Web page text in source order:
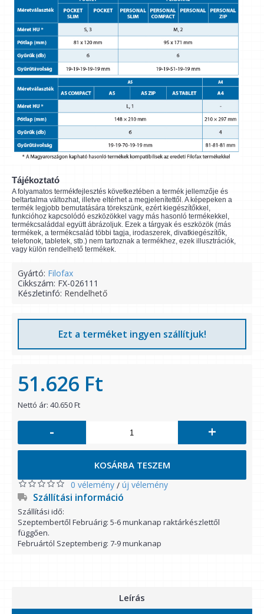
Tájékoztató
A folyamatos termékfejlesztés következtében a termék jellemzője és
beltartalma változhat, illetve eltérhet a megjelenítettől. A képepeken a
termék legjobb bemutatására törekszünk, ezért kiegészítőkkel,
funkcióhoz kapcsolódó eszközökkel vagy más hasonló termékekkel,
termékcsaláddal együtt ábrázoljuk. Ezek a tárgyak és eszközök (más
termékek, a termékcsalád többi tagja, irodaszerek, divatkiegészítők,
telefonok, tabletek, stb.) nem tartoznak a termékhez, ezek illusztrációk,
vagy külön rendelhető termékek.
Gyártó: Filofax
Cikkszám: FX-026111
Készletinfó: Rendelhető
Ezt a terméket ingyen szállítjuk!
51.626 Ft
Nettó ár: 40.650 Ft
- +
KOSÁRBA TESZEM
0 vélemény / új vélemény
Szállítási információ
Szállítási idő:
Szeptembertől Februárig: 5-6 munkanap raktárkészlettől
függően.
Februártól Szeptemberig: 7-9 munkanap
Leírás